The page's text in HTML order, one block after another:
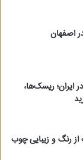
اصفهان
ایران؛ ریسک‌ها،
رنگ و زیبایی چوب